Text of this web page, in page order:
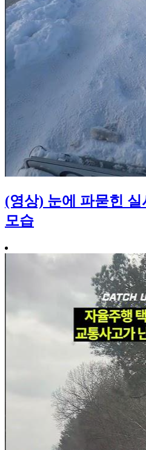
(영상) 눈에 파묻힌
모습